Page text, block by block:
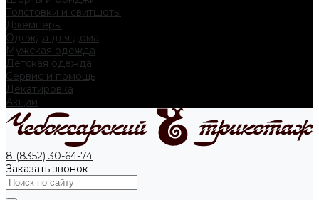
Толстовки и свитшоты
Джемперы
Одежда для дома
Мужская одежда
Детская одежда
Сервис и помощь
Декатировка
Акции
8 (8352) 30-64-74
Заказать звонок